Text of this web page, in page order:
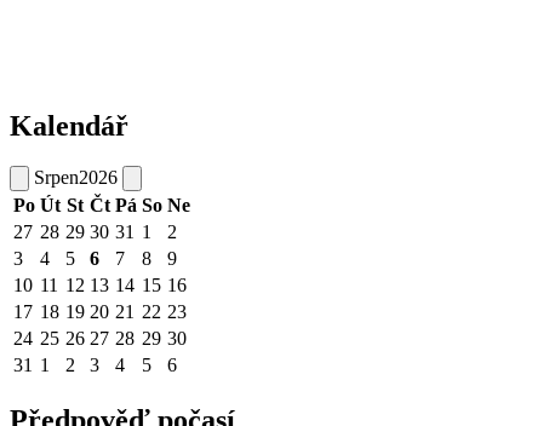
Kalendář
Srpen2026
Po Út St Čt Pá So Ne
27 28 29 30 31 1
2
3
4 5 6 7 8
9
10 11 12 13 14 15 16
17 18 19 20 21 22 23
24 25 26 27 28 29 30
31 1 2 3 4 5 6